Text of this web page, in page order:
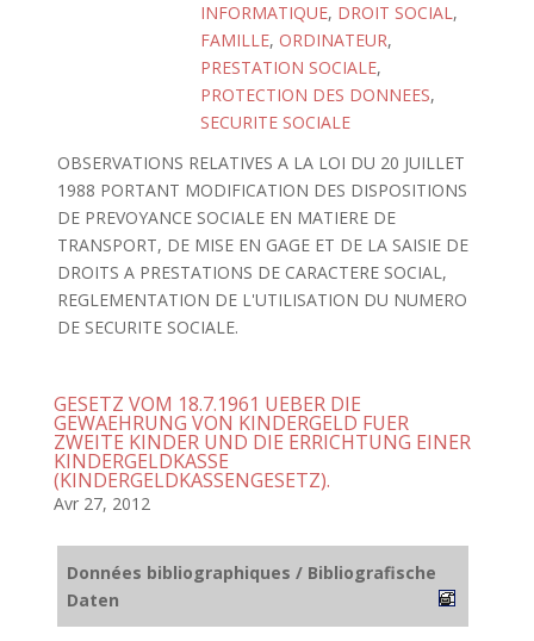
INFORMATIQUE, DROIT SOCIAL,
FAMILLE, ORDINATEUR,
PRESTATION SOCIALE,
PROTECTION DES DONNEES,
SECURITE SOCIALE
OBSERVATIONS RELATIVES A LA LOI DU 20 JUILLET
1988 PORTANT MODIFICATION DES DISPOSITIONS
DE PREVOYANCE SOCIALE EN MATIERE DE
TRANSPORT, DE MISE EN GAGE ET DE LA SAISIE DE
DROITS A PRESTATIONS DE CARACTERE SOCIAL,
REGLEMENTATION DE L'UTILISATION DU NUMERO
DE SECURITE SOCIALE.
GESETZ VOM 18.7.1961 UEBER DIE
GEWAEHRUNG VON KINDERGELD FUER
ZWEITE KINDER UND DIE ERRICHTUNG EINER
KINDERGELDKASSE
(KINDERGELDKASSENGESETZ).
Avr 27, 2012
Données bibliographiques / Bibliografische
Daten